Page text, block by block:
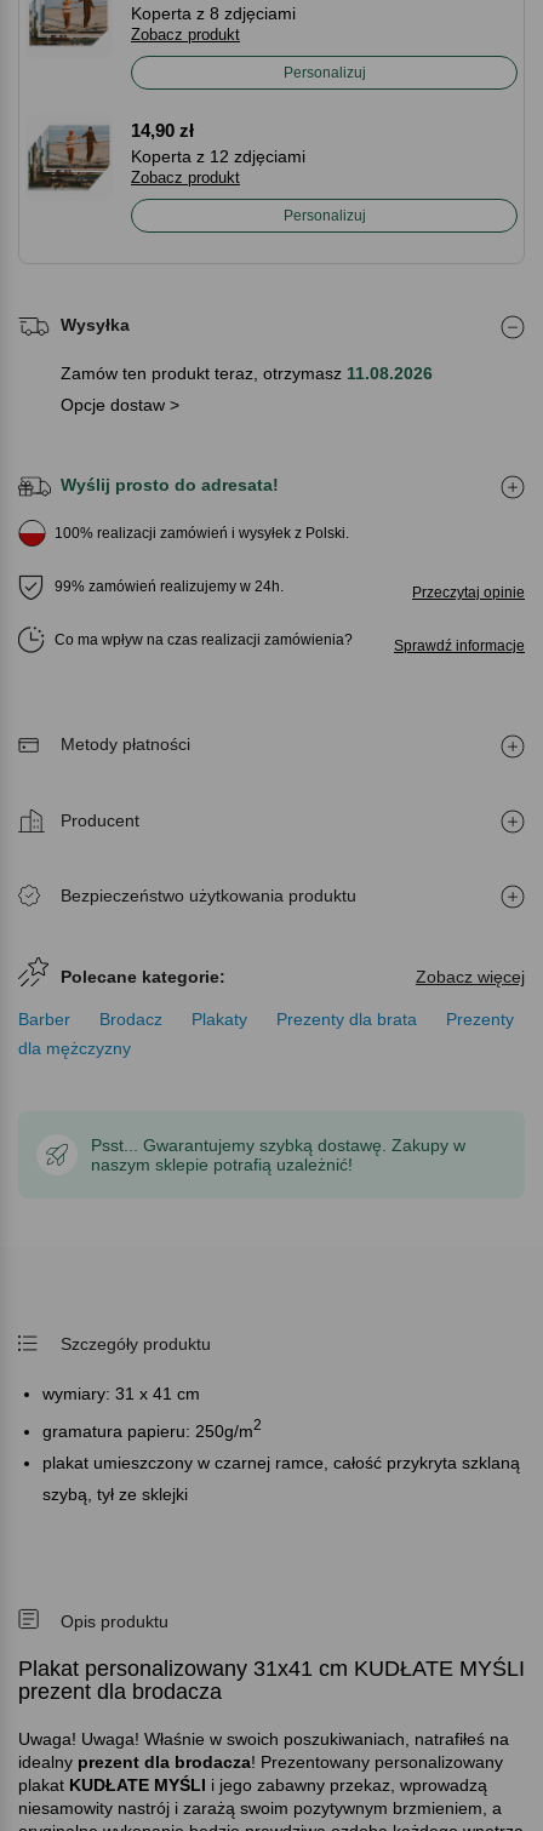
Koperta z 8 zdjęciami
Zobacz produkt
Personalizuj
14,90 zł
Koperta z 12 zdjęciami
Zobacz produkt
Personalizuj
Wysyłka
Zamów ten produkt teraz, otrzymasz 11.08.2026
Opcje dostaw >
Wyślij prosto do adresata!
100% realizacji zamówień i wysyłek z Polski.
99% zamówień realizujemy w 24h. Przeczytaj opinie
Co ma wpływ na czas realizacji zamówienia Sprawdź informacje
Metody płatności
Producent
Bezpieczeństwo użytkowania produktu
Polecane kategorie: Zobacz więcej
Barber Brodacz Plakaty Prezenty dla brata
Prezenty
dla mężczyzny
Psst... Gwarantujemy szybką dostawę. Zakupy w
naszym sklepie potrafią uzależnić!
Szczegóły produktu
wymiary: 31 x 41 cm
gramatura papieru: 250g/m2
plakat umieszczony w czarnej ramce, całość przykryta szklaną
szybą, tył ze sklejki
Opis produktu
Plakat personalizowany 31x41 cm KUDŁATE MYŚLI
prezent dla brodacza
Uwaga! Uwaga! Właśnie w swoich poszukiwaniach, natrafiłeś na
idealny prezent dla brodacza! Prezentowany personalizowany
plakat KUDŁATE MYŚLI i jego zabawny przekaz, wprowadzą
niesamowity nastrój i zarażą swoim pozytywnym brzmieniem, a